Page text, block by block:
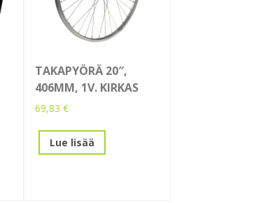
TAKAPYÖRÄ 20″,
406MM, 1V. KIRKAS
69,83 €
Lue lisää